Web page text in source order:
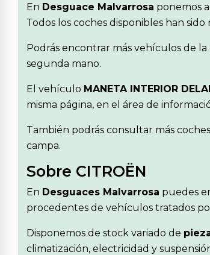
En Desguace Malvarrosa ponemos
Todos los coches disponibles han
Podrás encontrar más vehículos de la
segunda mano.
El vehículo MANETA INTERIOR
misma página, en el área de
También podrás consultar más coches
campa.
Sobre CITROËN
En Desguaces Malvarrosa puedes
procedentes de vehículos tratados
Disponemos de stock variado de
climatización, electricidad y